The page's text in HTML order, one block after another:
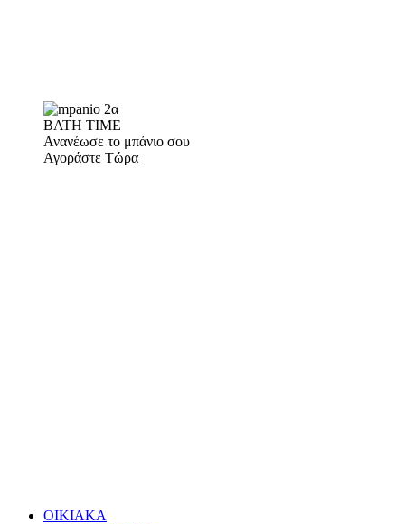
BATH TIME
Ανανέωσε το μπάνιο σου
Αγοράστε Τώρα
ΟΙΚΙΑΚΑ